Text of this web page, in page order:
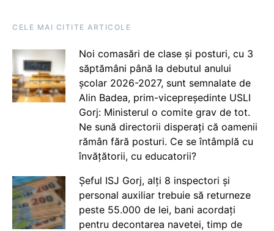
CELE MAI CITITE ARTICOLE
Noi comasări de clase și posturi, cu 3
săptămâni până la debutul anului
școlar 2026-2027, sunt semnalate de
Alin Badea, prim-vicepreședinte USLI
Gorj: Ministerul o comite grav de tot.
Ne sună directorii disperați că oamenii
rămân fără posturi. Ce se întâmplă cu
învățătorii, cu educatorii?
Șeful ISJ Gorj, alți 8 inspectori și
personal auxiliar trebuie să returneze
peste 55.000 de lei, bani acordați
pentru decontarea navetei, timp de